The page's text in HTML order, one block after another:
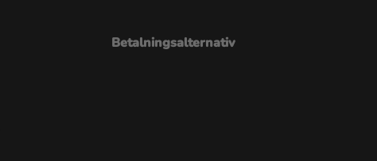
Betalningsalternativ